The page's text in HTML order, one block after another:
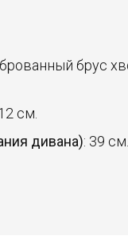
брус
см.
дивана): 39 см.